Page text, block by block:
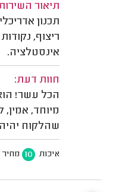
תיאור
תכנון
ריצוף,
אינסטלציה.
חוות דעת:
הכל עשר!
מיוחד, אמין,
שהלקוח
איכות 10 מחיר